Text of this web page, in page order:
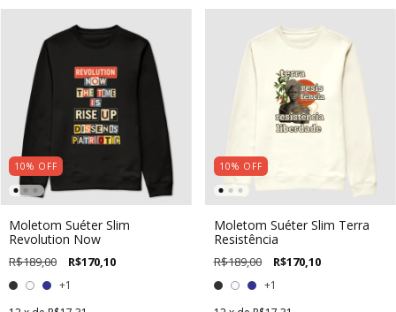
10% OFF
Moletom Suéter Slim
Revolution Now
R$189,00 R$170,10
+1
10% OFF
Moletom Suéter Slim Terra
Resistência
R$189,00 R$170,10
+1